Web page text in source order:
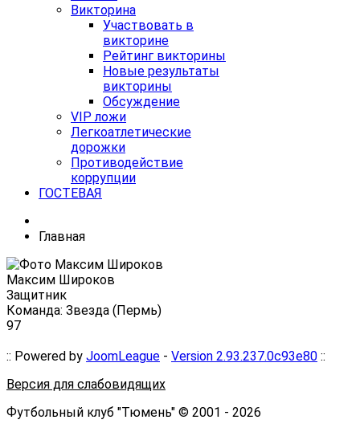
Викторина
Участвовать в
викторине
Рейтинг викторины
Новые результаты
викторины
Обсуждение
VIP ложи
Легкоатлетические
дорожки
Противодействие
коррупции
ГОСТЕВАЯ
Главная
Максим Широков
Защитник
Команда: Звезда (Пермь)
97
:: Powered by JoomLeague - Version 2.93.237.0c93e80 ::
Версия для слабовидящих
Футбольный клуб "Тюмень" © 2001 - 2026